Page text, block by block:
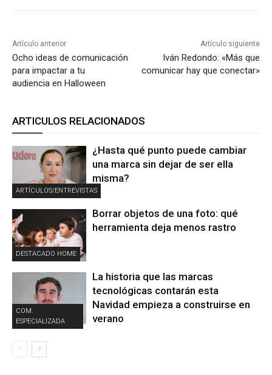
Artículo anterior
Ocho ideas de comunicación
para impactar a tu
audiencia en Halloween
Artículo siguiente
Iván Redondo: «Más que
comunicar hay que conectar»
ARTICULOS RELACIONADOS
ARTÍCULOS/ENTREVISTAS
¿Hasta qué punto puede cambiar
una marca sin dejar de ser ella
misma?
DESTACADO HOME
Borrar objetos de una foto: qué
herramienta deja menos rastro
COM.
ESPECIALIZADA
La historia que las marcas
tecnológicas contarán esta
Navidad empieza a construirse en
verano